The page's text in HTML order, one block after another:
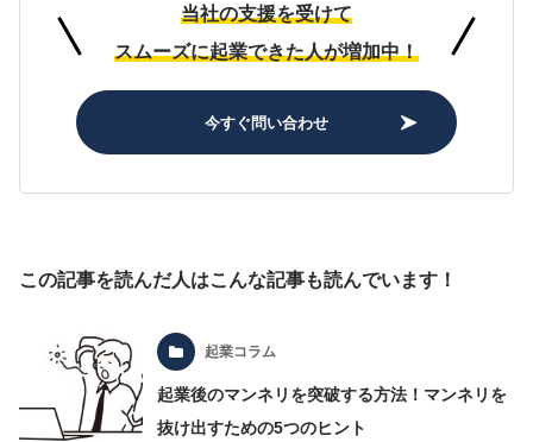
当社の支援を受けて
スムーズに起業できた人が増加中！
今すぐ問い合わせ
この記事を読んだ人はこんな記事も読んでいます！
起業コラム
起業後のマンネリを突破する方法！マンネリを
抜け出すための5つのヒント